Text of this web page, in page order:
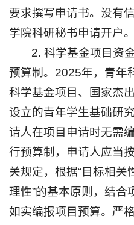
要求撰写申请书。没有
学院科研秘书申请开户。
2. 科学基金项目资
预算制。2025年，青年
科学基金项目、国家杰
设立的青年学生基础研
请人在项目申请时无需
行预算制，申请人应当
关规定，根据“目标相关
理性”的基本原则，结合
如实编报项目预算。严